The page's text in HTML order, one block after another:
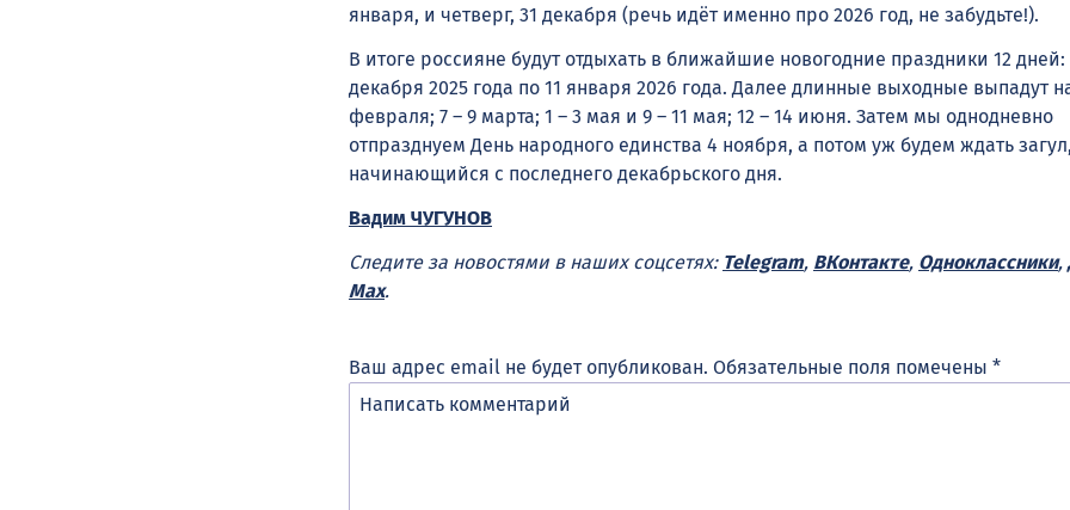
января, и четверг, 31 декабря (речь идёт именно про 2026 год, не забудьте!).
В итоге россияне будут отдыхать в ближайшие новогодние праздники 12 дней:
декабря 2025 года по 11 января 2026 года. Далее длинные выходные выпадут
февраля; 7 – 9 марта; 1 – 3 мая и 9 – 11 мая; 12 – 14 июня. Затем мы однодневно
отпразднуем День народного единства 4 ноября, а потом уж будем ждать
начинающийся с последнего декабрьского дня.
Вадим ЧУГУНОВ
Следите за новостями в наших соцсетях: Telegram, ВКонтакте, Одноклассники,
Max.
Ваш адрес email не будет опубликован. Обязательные поля помечены *